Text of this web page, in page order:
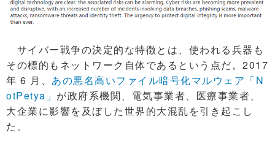
サイバー戦争の決定的な特徴とは、使われる兵器も
その標的もネットワーク自体であるという点だ。2017
年 6 月、 あの悪名高いファイル暗号化マルウェア「N
otPetya」 が政府系機関、電気事業者、医療事業者、
大企業に影響を及ぼした世界的大混乱を引き起こし
た。